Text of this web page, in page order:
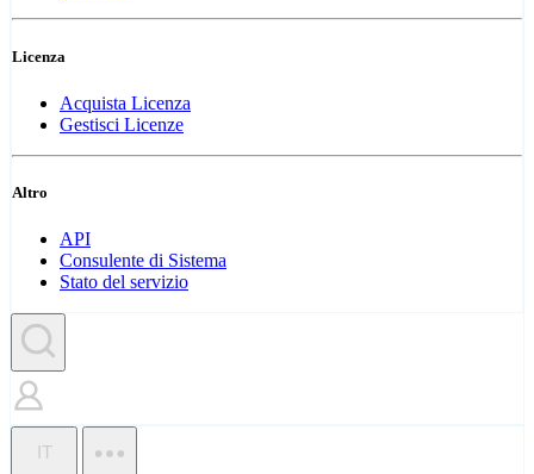
Licenza
Acquista Licenza
Gestisci Licenze
Altro
API
Consulente di Sistema
Stato del servizio
IT